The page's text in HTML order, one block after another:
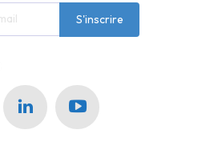
S'inscrire